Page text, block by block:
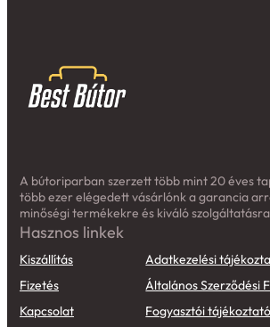
A bútoriparban szerzett több mint 20 éves
több ezer elégedett vásárlónk a garancia
minőségi termékekre és kiváló
Hasznos linkek
Kiszállítás
Fizetés
Kapcsolat
Adatkezelési
Általános Szerződési
Fogyasztói tájékoztató